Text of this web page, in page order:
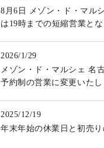
8月6日 メゾン・ド・マル
は19時までの短縮営業と
2026/1/29
メゾン・ド・マルシェ 名
予約制の営業に変更いたし
2025/12/19
年末年始の休業日と初売り